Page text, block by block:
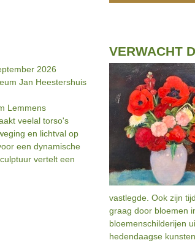
2026
Jan Heestershuis
Lemmens
veelal torso's
en lichtval op
een dynamische
vertelt een
VERWACHT
vastlegde. Ook zijn
graag door bloemen
bloemenschilderijen
hedendaagse